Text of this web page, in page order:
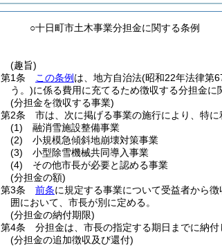
○十日町市土木事業分担金に関する条例
(趣旨)
第1条
この条例 は、地方自治法(昭和22年法律第
う。)に係る費用に充てるため徴収する分担金に
(分担金を徴収する事業)
第2条
市は、次に掲げる事業の施行により、特
(1)
融消雪施設整備事業
(2)
小規模急傾斜地崩壊対策事業
(3)
小型除雪機械共同導入事業
(4)
その他市長が必要と認める事業
(分担金の額)
第3条
前条に規定する事業について受益者から
囲において、市長が別に定める。
(分担金の納付期限)
第4条
分担金は、市長の指定する期日までに納付
(分担金の追加徴収及び還付)